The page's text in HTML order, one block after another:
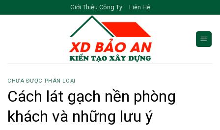
to
Giới Thiệu Công Ty Liên Hệ
CHƯA ĐƯỢC PHÂN LOẠI
Cách lát gạch nền phòng
khách và những lưu ý